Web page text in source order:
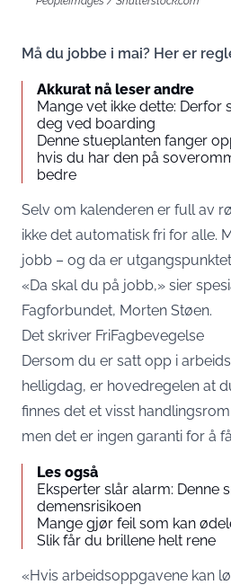
Må du jobbe i mai? Her er
Akkurat nå leser andre
Mange vet ikke dette: Derfor
deg ved boarding
Denne stueplanten fanger
hvis du har den på
bedre
Selv om kalenderen er full av
ikke det automatisk fri for alle.
jobb – og da er
«Da skal du på jobb,» sier
Fagforbundet, Morten Støen.
Det skriver FriFagbevegelse
Dersom du er satt opp i
helligdag, er hovedregelen at
finnes det et visst
men det er ingen garanti for å
Les også
Eksperter slår alarm: Denne
demensrisikoen
Mange gjør feil som kan
Slik får du brillene helt rene
«Hvis arbeidsoppgavene kan